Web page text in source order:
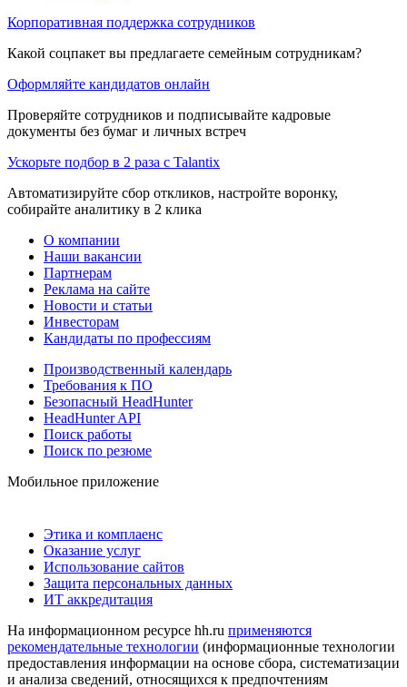
Корпоративная поддержка сотрудников
Какой соцпакет вы предлагаете семейным сотрудникам?
Оформляйте кандидатов онлайн
Проверяйте сотрудников и подписывайте кадровые
документы без бумаг и личных встреч
Ускорьте подбор в 2 раза с Talantix
Автоматизируйте сбор откликов, настройте воронку,
собирайте аналитику в 2 клика
О компании
Наши вакансии
Партнерам
Реклама на сайте
Новости и статьи
Инвесторам
Кандидаты по профессиям
Производственный календарь
Требования к ПО
Безопасный HeadHunter
HeadHunter API
Поиск работы
Поиск по резюме
Мобильное приложение
Этика и комплаенс
Оказание услуг
Использование сайтов
Защита персональных данных
ИТ аккредитация
На информационном ресурсе hh.ru применяются
рекомендательные технологии (информационные технологии
предоставления информации на основе сбора, систематизации
и анализа сведений, относящихся к предпочтениям